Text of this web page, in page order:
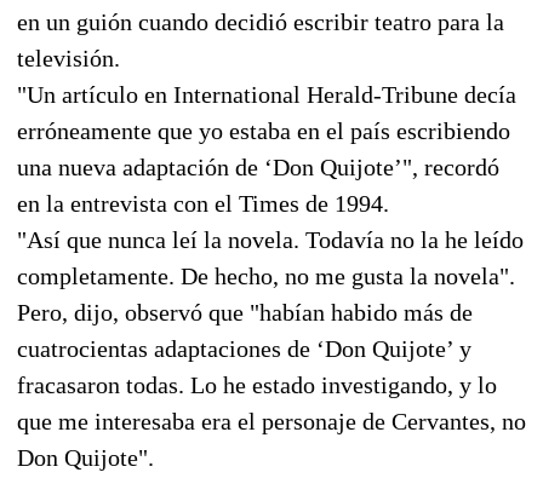
en un guión cuando decidió escribir teatro para la
televisión.
"Un artículo en International Herald-Tribune decía
erróneamente que yo estaba en el país escribiendo
una nueva adaptación de ‘Don Quijote’", recordó
en la entrevista con el Times de 1994.
"Así que nunca leí la novela. Todavía no la he leído
completamente. De hecho, no me gusta la novela".
Pero, dijo, observó que "habían habido más de
cuatrocientas adaptaciones de ‘Don Quijote’ y
fracasaron todas. Lo he estado investigando, y lo
que me interesaba era el personaje de Cervantes, no
Don Quijote".